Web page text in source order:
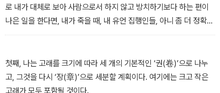
한 글을 쓴 궁극적이고 일반적인 목적이 무엇이었는지는 앞에서 인용
한 ‘발췌록’이 보여줄 것이다.
로 내가 대체로 보아 사람으로서 하지 않고 방치하기보다 하는 편이
나은 일을 한다면, 내가 죽을 때, 내 유언 집행인들, 아니 좀 더 정확히
말하면 내 빚쟁이들이 내 책상 속에서 귀중한 원고를 발견한다면, 나
포경선은 나의 예일 대학이며 하버드 대학이기 때문이다.
첫째, 나는 고래를 크기에 따라 세 개의 기본적인 ‘권(卷)’으로 나누
고, 그것을 다시 ‘장(章)’으로 세분할 계획이다. 여기에는 크고 작은
고래가 모두 포함될 것이다.